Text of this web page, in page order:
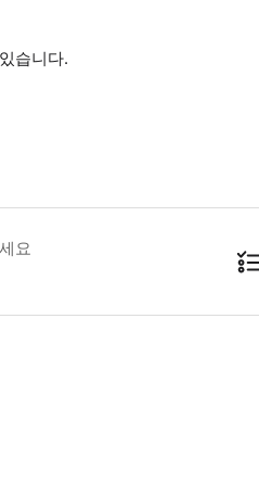
습니다.
준으로 공항 또는 호텔에서 픽업을
요